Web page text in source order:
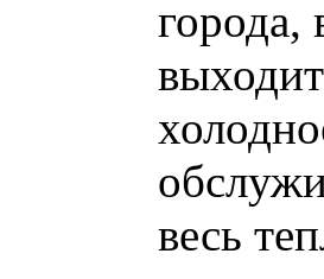
города,
весь